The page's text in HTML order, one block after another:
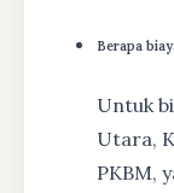
Berapa
Untuk
Utara,
PKBM,